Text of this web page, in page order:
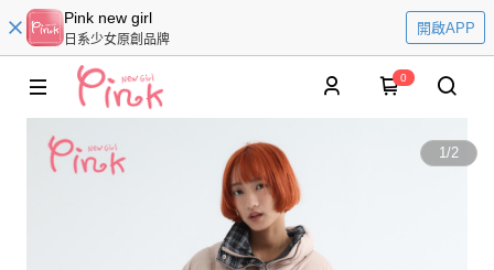
Pink new girl
日系少女原創品牌
開啟APP
0
1/2